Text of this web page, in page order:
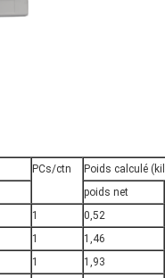
PCs/ctn
Poids calculé
poids net
1
0,52
1
1,46
1
1,93